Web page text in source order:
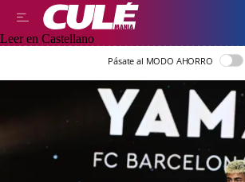
Leer en Castellano
Pásate al MODO AHORRO